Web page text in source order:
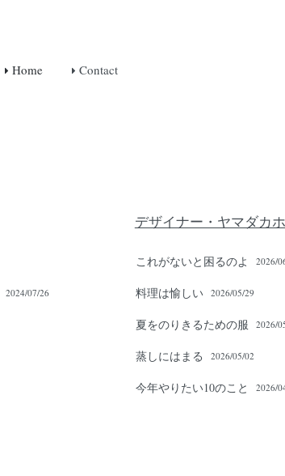
Home Contact
2024/07/26
デザイナー・ヤマダカ
これがないと困るのよ 2026/
料理は愉しい 2026/05/29
夏をのりきるための服 2026/
蒸しにはまる 2026/05/02
今年やりたい10のこと 2026/